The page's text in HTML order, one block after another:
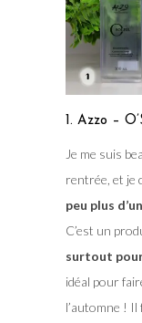
1. Azzo –
Je me suis
rentrée, et je
peu plus
C’est un
surtout
idéal pour
l’automne ! Il